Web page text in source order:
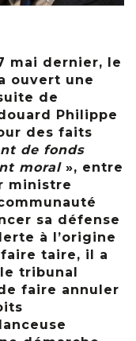
mai dernier, le
ouvert une
de
Philippe
des faits
de fonds
moral», entre
ministre
sa défense
à l’origine
taire, il a
tribunal
faire annuler